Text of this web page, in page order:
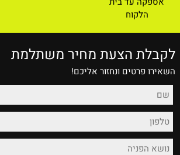
הלקוח
לקבלת הצעת מחיר משתלמת
השאירו פרטים ונחזור אליכם!